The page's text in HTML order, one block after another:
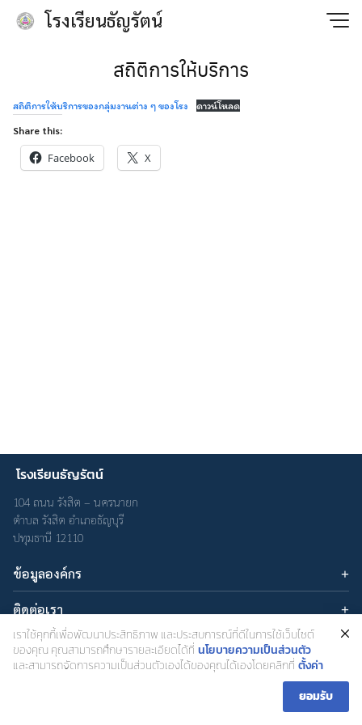
Skip
โรงเรียนธัญรัตน์
for:
สถิติการให้บริการ
สถิติการให้บริการของกลุ่มงานต่าง ๆ ของโรง ดาวน์โหลด
Share this:
Facebook X
โรงเรียนธัญรัตน์
104 ถนน รังสิต – นครนายก
ตำบล รังสิต อำเภอธัญบุรี
ปทุมธานี 12110
ข้อมูลองค์กร
บทความ
เกี่ยวกับเรา
นโยบายความเป็นส่วนตัว
ติดต่อเรา
อีเมล : admin@thanyarat.ac.th
โทรศัพท์: 02-577-1577
เครือข่ายสังคมออนไลน์
เราใช้คุกกี้เพื่อพัฒนาประสิทธิภาพ และประสบการณ์ที่ดีในการใช้เว็บไซต์
ของคุณ คุณสามารถศึกษารายละเอียดได้ที่ นโยบายความเป็นส่วนตัว
และสามารถจัดการความเป็นส่วนตัวเองได้ของคุณได้เองโดยคลิกที่ ตั้งค่า
ยอมรับ